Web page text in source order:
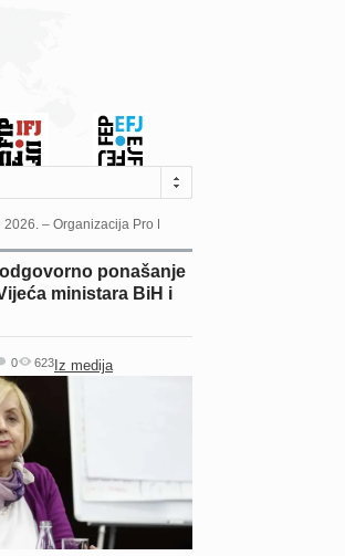
Dana Sarajeva dugogodišnjoj...
– Organizacija Pro Educa juče je uspješno
ponašanje
ministara BiH i
Iz medija
0 623